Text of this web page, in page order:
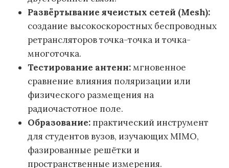
Развёртывание ячеистых сетей (Mesh):
создание высокоскоростных беспроводных
ретрансляторов точка-точка и точка-
многоточка.
Тестирование антенн:мгновенное
сравнение влияния поляризации или
физического размещения на
радиочастотное поле.
Образование: практический инструмент
для студентов вузов, изучающих MIMO,
фазированные решётки и
пространственные измерения.